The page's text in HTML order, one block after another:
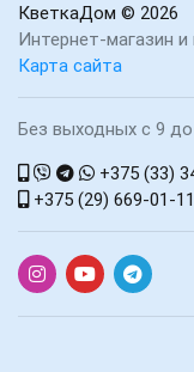
КветкаДом © 2026
Интернет-магазин
Карта сайта
Без выходных с 9
+375 (33)
+375 (29) 669-01-11